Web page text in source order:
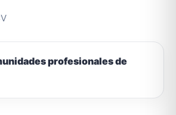
profesionales de